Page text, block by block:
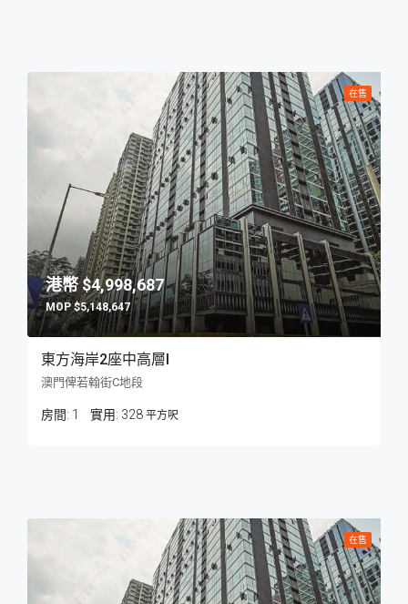
在售
$4,998,687
$5,148,647
東方海岸2座中高層I
澳門俾若翰街C地段
房間: 1 328 平方呎
在售